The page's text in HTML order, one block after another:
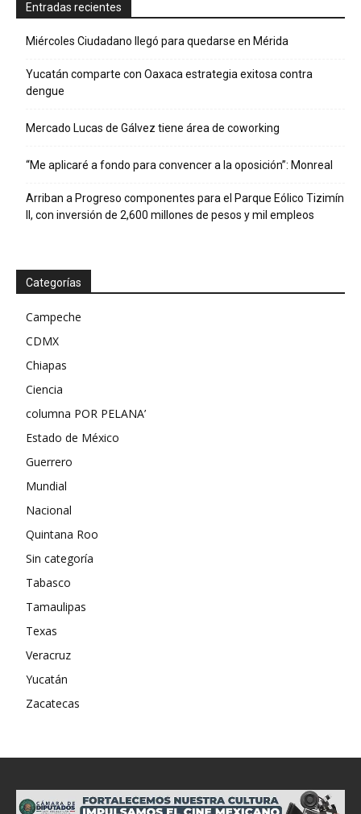
Entradas recientes
Miércoles Ciudadano llegó para quedarse en Mérida
Yucatán comparte con Oaxaca estrategia exitosa contra
dengue
Mercado Lucas de Gálvez tiene área de coworking
“Me aplicaré a fondo para convencer a la oposición”: Monreal
Arriban a Progreso componentes para el Parque Eólico Tizimín
II, con inversión de 2,600 millones de pesos y mil empleos
Categorías
Campeche
CDMX
Chiapas
Ciencia
columna POR PELANA’
Estado de México
Guerrero
Mundial
Nacional
Quintana Roo
Sin categoría
Tabasco
Tamaulipas
Texas
Veracruz
Yucatán
Zacatecas